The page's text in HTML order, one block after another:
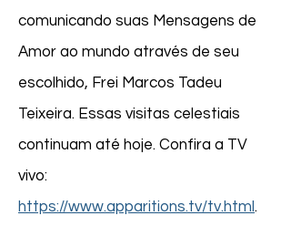
comunicando suas Mensagens de
Amor ao mundo através de seu
escolhido, Frei Marcos Tadeu
Teixeira. Essas visitas celestiais
continuam até hoje. Confira a TV
vivo:
https://www.apparitions.tv/tv.html .